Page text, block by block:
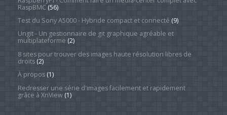
RaspBMC(56)
Test du Sony A5000 - Hybride compact et connecté (9)
Ungit - Un gestionnaire de git graphique agréable et
multiplateforme (2)
8 sites pour trouver des images haute résolution libres de
droits(2)
À propos(1)
Redresser une série d'images facilement et rapidement
grâce à XnView(1)